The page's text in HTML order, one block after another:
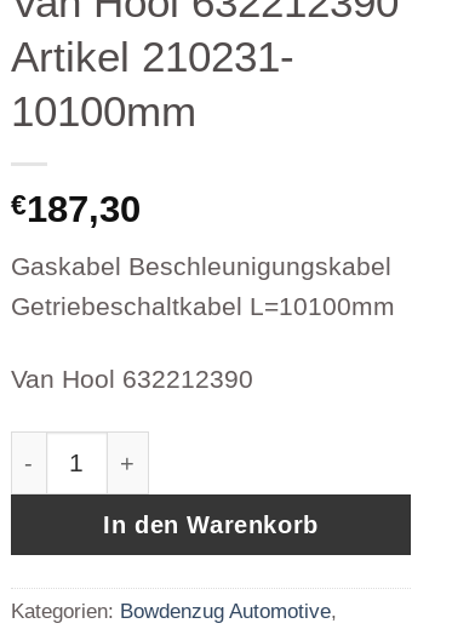
Artikel 210231-
10100mm
€187,30
Gaskabel Beschleunigungskabel
Getriebeschaltkabel L=10100mm
Van Hool 632212390
In den Warenkorb
Kategorien: Bowdenzug Automotive,